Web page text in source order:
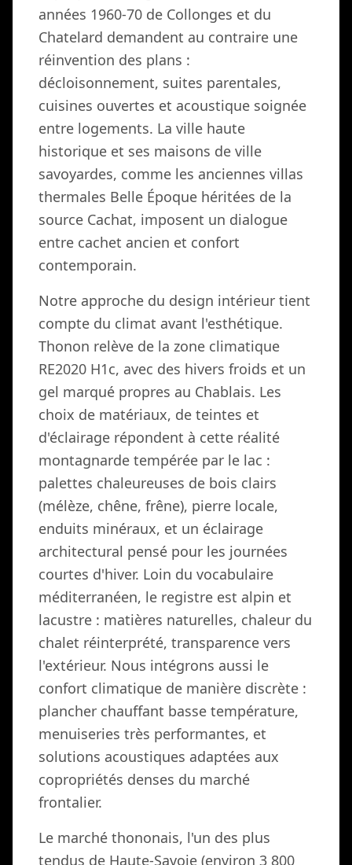
années 1960-70 de Collonges et du
Chatelard demandent au contraire une
réinvention des plans :
décloisonnement, suites parentales,
cuisines ouvertes et acoustique soignée
entre logements. La ville haute
historique et ses maisons de ville
savoyardes, comme les anciennes villas
thermales Belle Époque héritées de la
source Cachat, imposent un dialogue
entre cachet ancien et confort
contemporain.
Notre approche du design intérieur tient
compte du climat avant l'esthétique.
Thonon relève de la zone climatique
RE2020 H1c, avec des hivers froids et un
gel marqué propres au Chablais. Les
choix de matériaux, de teintes et
d'éclairage répondent à cette réalité
montagnarde tempérée par le lac :
palettes chaleureuses de bois clairs
(mélèze, chêne, frêne), pierre locale,
enduits minéraux, et un éclairage
architectural pensé pour les journées
courtes d'hiver. Loin du vocabulaire
méditerranéen, le registre est alpin et
lacustre : matières naturelles, chaleur du
chalet réinterprété, transparence vers
l'extérieur. Nous intégrons aussi le
confort climatique de manière discrète :
plancher chauffant basse température,
menuiseries très performantes, et
solutions acoustiques adaptées aux
copropriétés denses du marché
frontalier.
Le marché thononais, l'un des plus
tendus de Haute-Savoie (environ 3 800